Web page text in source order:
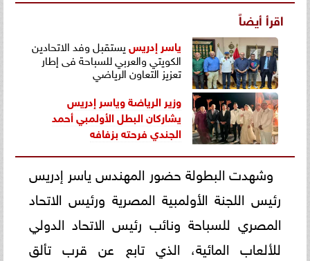
اقرأ أيضاً
ياسر إدريسيستقبل وفد الاتحادين
الكويتي والعربي للسباحة فى إطار
تعزيز التعاون الرياضي
وزير الرياضة وياسر إدريس
يشاركان البطل الأولمبي أحمد
الجندي فرحته بزفافه
وشهدت البطولة حضور المهندس ياسر إدريس
رئيس اللجنة الأولمبية المصرية ورئيس الاتحاد
المصري للسباحة ونائب رئيس الاتحاد الدولي
للألعاب المائية، الذي تابع عن قرب تألق